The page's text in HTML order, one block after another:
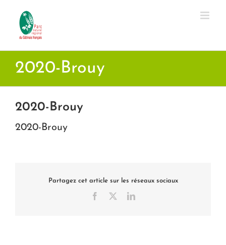
contenu
2020-Brouy
2020-Brouy
2020-Brouy
Partagez cet article sur les réseaux sociaux
Facebook LinkedIn